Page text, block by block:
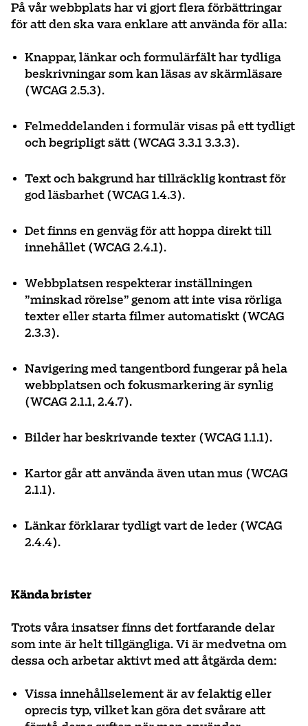
På vår webbplats har vi gjort flera förbättringar
för att den ska vara enklare att använda för alla:
Knappar, länkar och formulärfält har tydliga
beskrivningar som kan läsas av skärmläsare
(WCAG 2.5.3).
Felmeddelanden i formulär visas på ett tydligt
och begripligt sätt (WCAG 3.3.1 3.3.3).
Text och bakgrund har tillräcklig kontrast för
god läsbarhet (WCAG 1.4.3).
Det finns en genväg för att hoppa direkt till
innehållet (WCAG 2.4.1).
Webbplatsen respekterar inställningen
”minskad rörelse” genom att inte visa rörliga
texter eller starta filmer automatiskt (WCAG
2.3.3).
Navigering med tangentbord fungerar på hela
webbplatsen och fokusmarkering är synlig
(WCAG 2.1.1, 2.4.7).
Bilder har beskrivande texter (WCAG 1.1.1).
Kartor går att använda även utan mus (WCAG
2.1.1).
Länkar förklarar tydligt vart de leder (WCAG
2.4.4).
Kända brister
Trots våra insatser finns det fortfarande delar
som inte är helt tillgängliga. Vi är medvetna om
dessa och arbetar aktivt med att åtgärda dem:
Vissa innehållselement är av felaktig eller
oprecis typ, vilket kan göra det svårare att